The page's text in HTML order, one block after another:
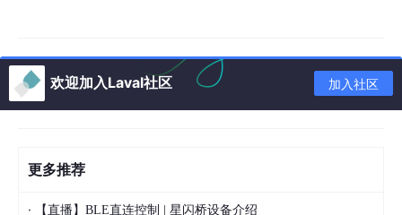
欢迎加入Laval社区 加入社区
更多推荐
· 【直播】BLE直连控制 | 星闪桥设备介绍